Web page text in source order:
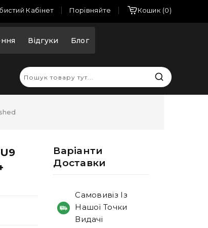
Кабінет Порівняйте Кошик 0
Відгуки Блог
Варiанти
Доставки
Самовивіз Із
Нашої Точки
Видачі